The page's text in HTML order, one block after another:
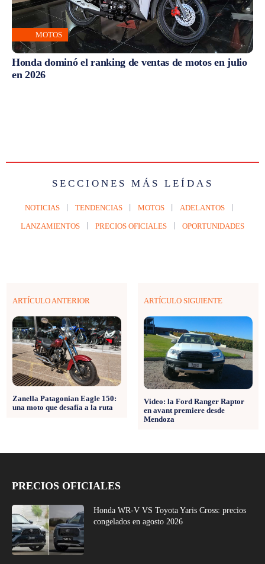
MOTOS
Honda dominó el ranking de ventas de motos en julio
en 2026
SECCIONES MÁS LEÍDAS
NOTICIAS TENDENCIAS MOTOS ADELANTOS
LANZAMIENTOS PRECIOS OFICIALES OPORTUNIDADES
ARTÍCULO ANTERIOR
Zanella Patagonian Eagle 150:
una moto que desafía a la ruta
ARTÍCULO SIGUIENTE
Video: la Ford Ranger Raptor
en avant premiere desde
Mendoza
PRECIOS OFICIALES
Honda WR-V VS Toyota Yaris Cross: precios
congelados en agosto 2026